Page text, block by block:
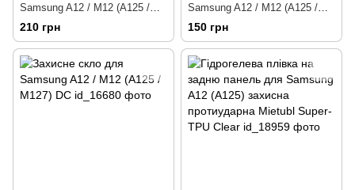
Samsung A12 / M12 (A125 /
M127) бордовий 3D Coffee-n-
Sweets (бампер)
210 грн
Samsung A12 / M12 (A125 /
M127)
150 грн